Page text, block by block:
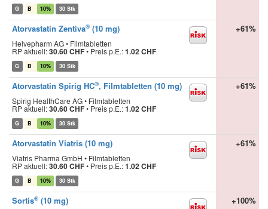
G B 10% 30 Stk
Atorvastatin Zentiva® (10 mg)
Helvepharm AG • Filmtabletten
RP aktuell:30.60 CHF• Preis p.E.:1.02 CHF
G B 10% 30 Stk
+61%
Atorvastatin Spirig HC®, Filmtabletten (10 mg)
Spirig HealthCare AG • Filmtabletten
RP aktuell:30.60 CHF• Preis p.E.:1.02 CHF
G B 10% 30 Stk
+61%
Atorvastatin Viatris (10 mg)
Viatris Pharma GmbH • Filmtabletten
RP aktuell:30.60 CHF• Preis p.E.:1.02 CHF
G B 10% 30 Stk
+61%
Sortis® (10 mg) +100%